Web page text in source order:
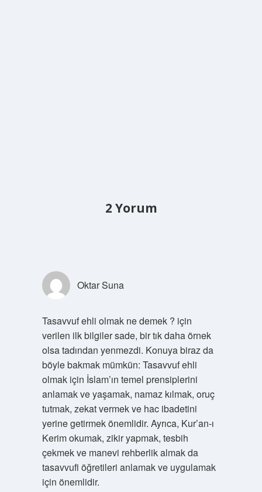
2 Yorum
Oktar Suna
Tasavvuf ehli olmak ne demek ? için
verilen ilk bilgiler sade, bir tık daha örnek
olsa tadından yenmezdi. Konuya biraz da
böyle bakmak mümkün: Tasavvuf ehli
olmak için İslam’ın temel prensiplerini
anlamak ve yaşamak, namaz kılmak, oruç
tutmak, zekat vermek ve hac ibadetini
yerine getirmek önemlidir. Ayrıca, Kur’an-ı
Kerim okumak, zikir yapmak, tesbih
çekmek ve manevi rehberlik almak da
tasavvufi öğretileri anlamak ve uygulamak
için önemlidir.